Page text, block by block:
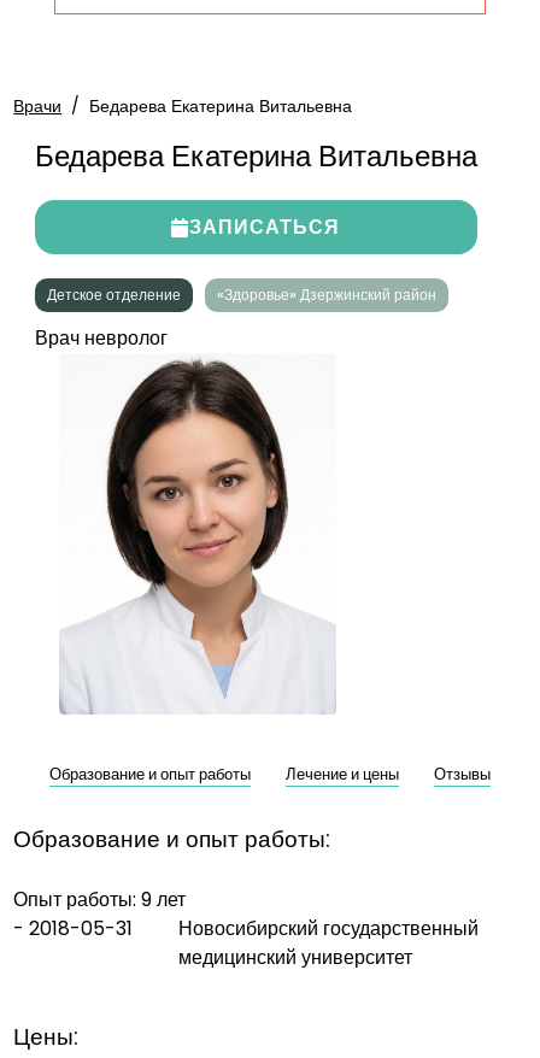
Врачи / Бедарева Екатерина Витальевна
Бедарева Екатерина Витальевна
ЗАПИСАТЬСЯ
Детское отделение «Здоровье» Дзержинский район
Врач невролог
Образование и опыт работы Лечение и цены Отзывы
Образование и опыт работы:
Опыт работы: 9 лет
-2018-05-31
Новосибирский государственный
медицинский университет
Цены: